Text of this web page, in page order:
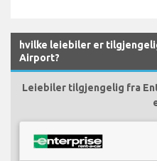
hvilke leiebiler er
Airport?
Leiebiler tilgjengelig fra